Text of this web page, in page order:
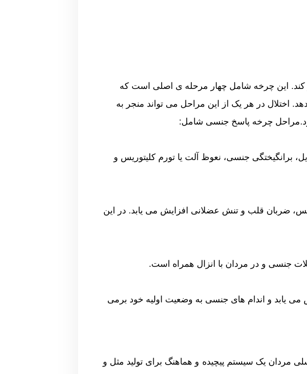
این چرخه شامل چهار مرحله ی اصلی است که
اختلال در هر یک از این مراحل می تواند منجر به
چرخه پاسخ جنسی شامل:
برانگیختگی جنسی، نعوظ آلت یا تورم کلیتوریس و
ضربان قلب و تنش عضلانی افزایش می یابد. در این
جنسی و در مردان با انزال همراه است.
یابد و اندام های جنسی به وضعیت اولیه خود برمی
مردان یک سیستم پیچیده و هماهنگ برای تولید مثل و